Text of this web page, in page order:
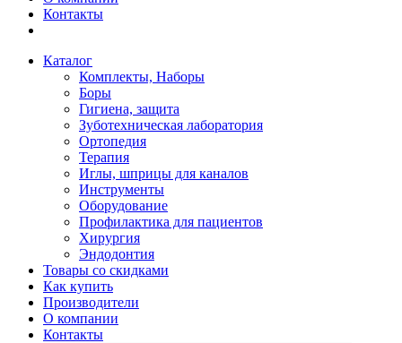
Контакты
Каталог
Комплекты, Наборы
Боры
Гигиена, защита
Зуботехническая лаборатория
Ортопедия
Терапия
Иглы, шприцы для каналов
Инструменты
Оборудование
Профилактика для пациентов
Хирургия
Эндодонтия
Товары со скидками
Как купить
Производители
О компании
Контакты